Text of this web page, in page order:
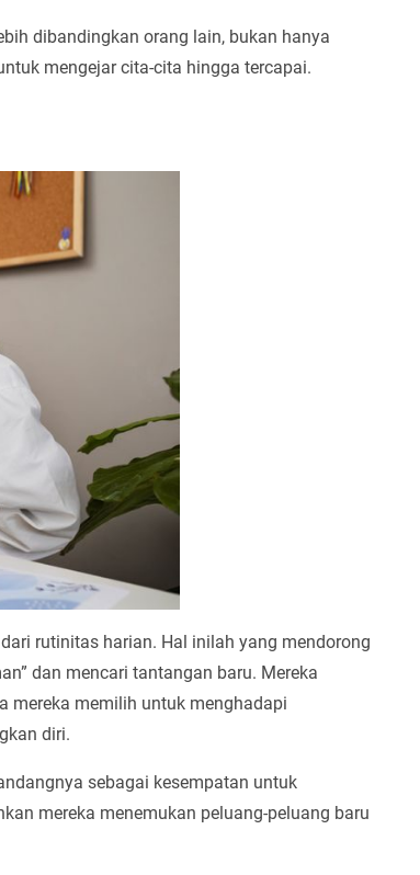
dibandingkan orang lain, bukan hanya
mengejar cita-cita hingga tercapai.
rutinitas harian. Hal inilah yang mendorong
dan mencari tantangan baru. Mereka
mereka memilih untuk menghadapi
diri.
sebagai kesempatan untuk
mereka menemukan peluang-peluang baru